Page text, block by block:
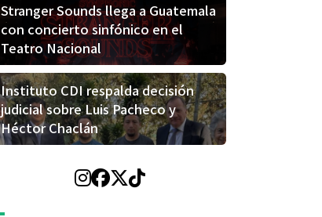
Stranger Sounds llega a Guatemala
con concierto sinfónico en el
Teatro Nacional
Instituto CDI respalda decisión
judicial sobre Luis Pacheco y
Héctor Chaclán